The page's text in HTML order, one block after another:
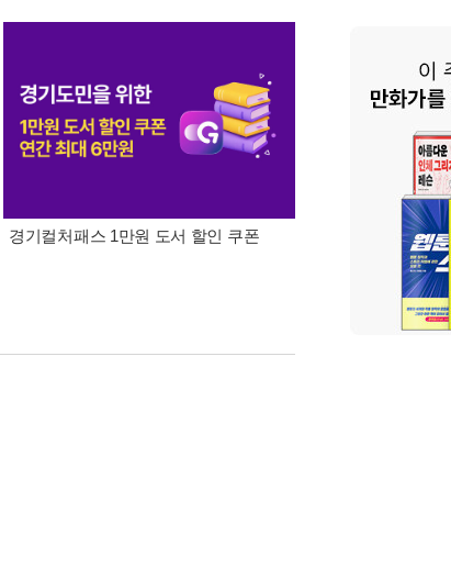
경기컬처패스 1만원 도서 할인 쿠폰 삼성카드가 쏜다! 알